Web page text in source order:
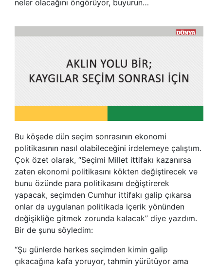
neler olacağını öngörüyor, buyurun…
Bu köşede dün seçim sonrasının ekonomi
politikasının nasıl olabileceğini irdelemeye çalıştım.
Çok özet olarak, “Seçimi Millet ittifakı kazanırsa
zaten ekonomi politikasını kökten değiştirecek ve
bunu özünde para politikasını değiştirerek
yapacak, seçimden Cumhur ittifakı galip çıkarsa
onlar da uygulanan politikada içerik yönünden
değişikliğe gitmek zorunda kalacak” diye yazdım.
Bir de şunu söyledim:
“Şu günlerde herkes seçimden kimin galip
çıkacağına kafa yoruyor, tahmin yürütüyor ama